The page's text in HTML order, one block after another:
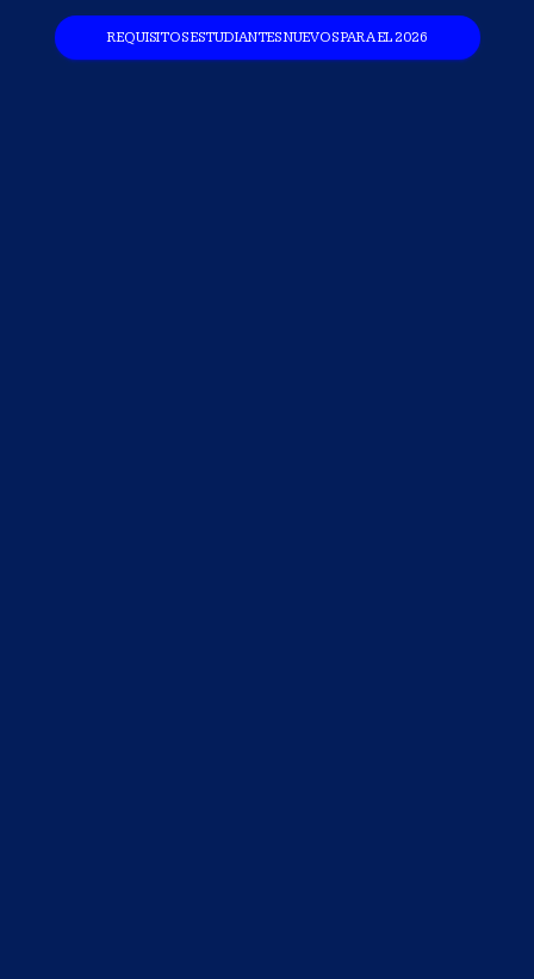
REQUISITOS ESTUDIANTES NUEVOS PARA EL 2026